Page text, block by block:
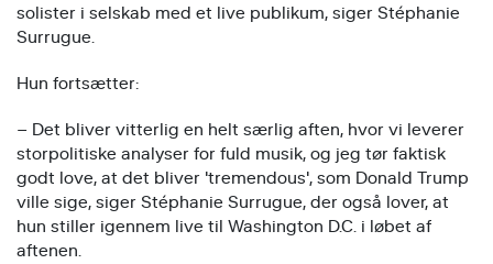
solister i selskab med et live publikum, siger Stéphanie
Surrugue.
Hun fortsætter:
– Det bliver vitterlig en helt særlig aften, hvor vi leverer
storpolitiske analyser for fuld musik, og jeg tør faktisk
godt love, at det bliver 'tremendous', som Donald Trump
ville sige, siger Stéphanie Surrugue, der også lover, at
hun stiller igennem live til Washington D.C. i løbet af
aftenen.